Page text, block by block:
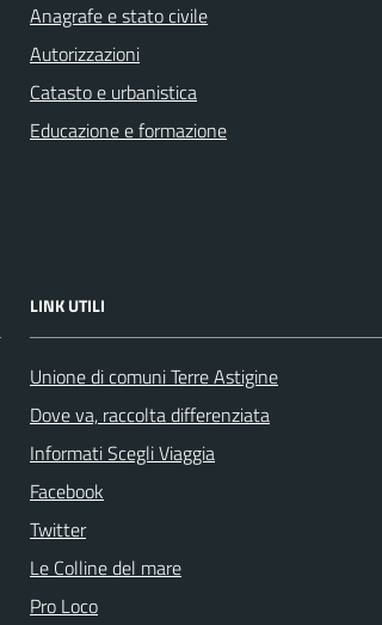
Anagrafe e stato civile
Autorizzazioni
Catasto e urbanistica
Educazione e formazione
LINK UTILI
Unione di comuni Terre Astigine
Dove va, raccolta differenziata
Informati Scegli Viaggia
Facebook
Twitter
Le Colline del mare
Pro Loco